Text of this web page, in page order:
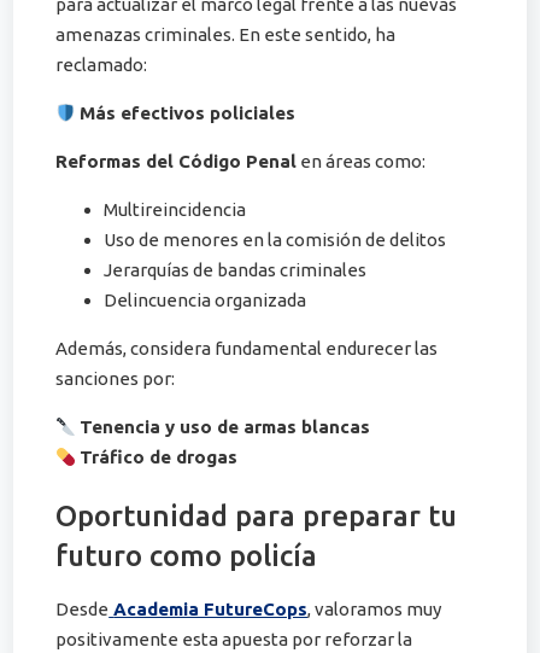
para actualizar el marco legal frente a las nuevas
amenazas criminales. En este sentido, ha
reclamado:
Más efectivos policiales
Reformas del Código Penal en áreas como:
Multireincidencia
Uso de menores en la comisión de delitos
Jerarquías de bandas criminales
Delincuencia organizada
Además, considera fundamental endurecer las
sanciones por:
Tenencia y uso de armas blancas
Tráfico de drogas
Oportunidad para preparar tu
futuro como policía
Desde Academia FutureCops, valoramos muy
positivamente esta apuesta por reforzar la